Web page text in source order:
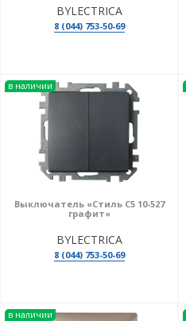
BYLECTRICA
8 (044) 753-50-69
в наличии
Выключатель «Стиль С5 10-527
графит»
BYLECTRICA
8 (044) 753-50-69
в наличии